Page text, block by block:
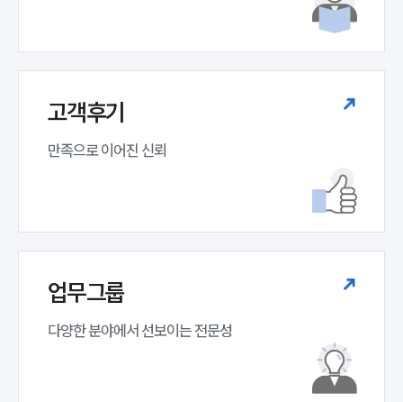
세미나
대륜법률상담예약
고객후기
만족으로 이어진 신뢰
업무그룹
다양한 분야에서 선보이는 전문성